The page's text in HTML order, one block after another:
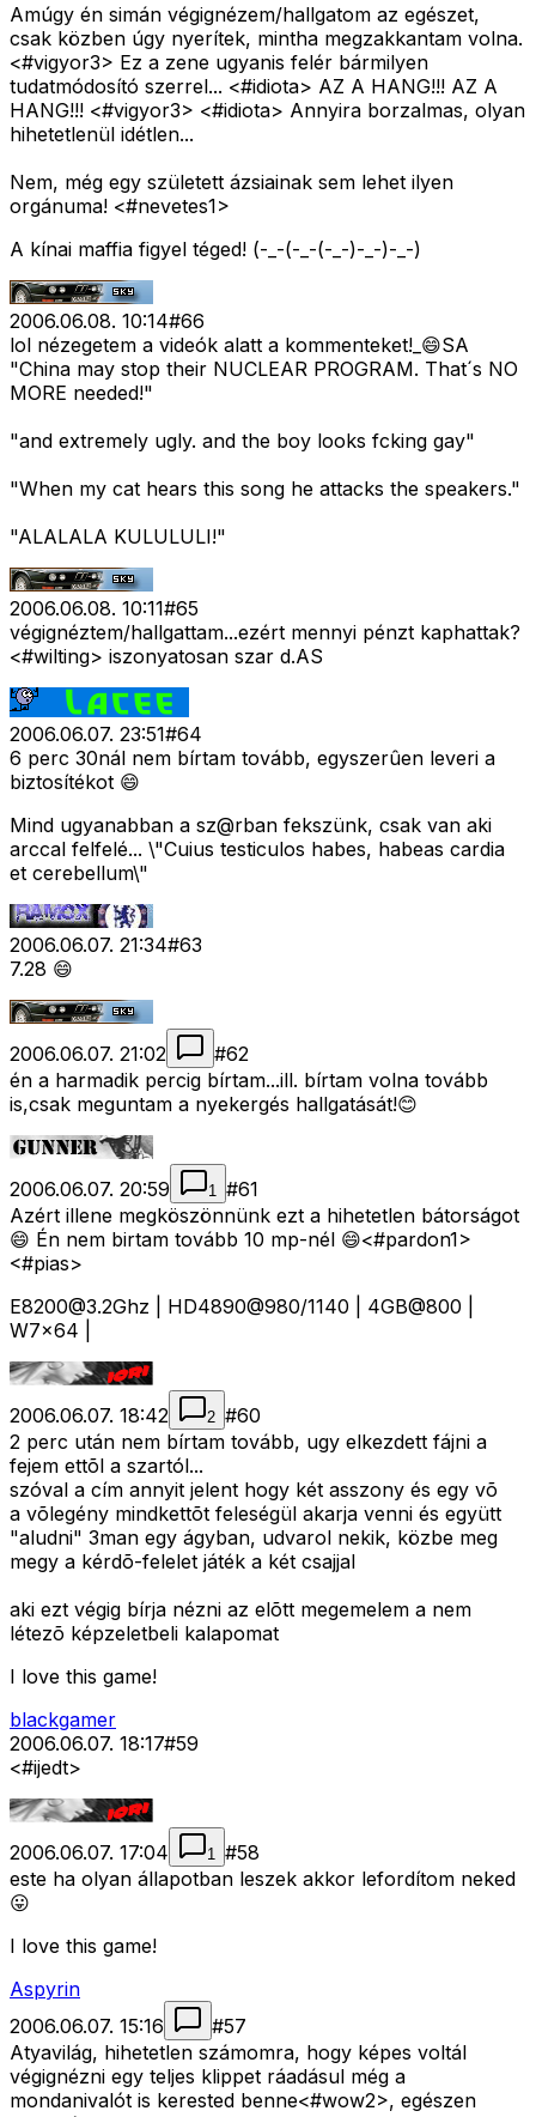
Amúgy én simán végignézem/hallgatom az egészet,
csak közben úgy nyerítek, mintha megzakkantam volna.
<#vigyor3> Ez a zene ugyanis felér bármilyen
tudatmódosító szerrel... <#idiota> AZ A HANG!!! AZ A
HANG!!! <#vigyor3> <#idiota> Annyira borzalmas, olyan
hihetetlenül idétlen...
Nem, még egy született ázsiainak sem lehet ilyen
orgánuma! <#nevetes1>
A kínai maffia figyel téged! (-_-(-_-(-_-)-_-)-_-)
2006.06.08. 10:14#66
lol nézegetem a videók alatt a kommenteket!_😄SA
"China may stop their NUCLEAR PROGRAM. That´s NO
MORE needed!"
"and extremely ugly. and the boy looks fcking gay"
"When my cat hears this song he attacks the speakers."
"ALALALA KULULULI!"
2006.06.08. 10:11#65
végignéztem/hallgattam...ezért mennyi pénzt kaphattak?
<#wilting> iszonyatosan szar d.AS
2006.06.07. 23:51#64
6 perc 30nál nem bírtam tovább, egyszerûen leveri a
biztosítékot 😄
Mind ugyanabban a sz@rban fekszünk, csak van aki
arccal felfelé... \"Cuius testiculos habes, habeas cardia
et cerebellum\"
2006.06.07. 21:34#63
7.28 😄
2006.06.07. 21:02 #62
én a harmadik percig bírtam...ill. bírtam volna tovább
is,csak meguntam a nyekergés hallgatását!😊
2006.06.07. 20:59 1 #61
Azért illene megköszönnünk ezt a hihetetlen bátorságot
😄 Én nem birtam tovább 10 mp-nél 😄<#pardon1>
<#pias>
E8200@3.2Ghz | HD4890@980/1140 | 4GB@800 |
W7x64 |
2006.06.07. 18:42 2 #60
2 perc után nem bírtam tovább, ugy elkezdett fájni a
fejem ettõl a szartól...
szóval a cím annyit jelent hogy két asszony és egy võ
a võlegény mindkettõt feleségül akarja venni és együtt
"aludni" 3man egy ágyban, udvarol nekik, közbe meg
megy a kérdõ-felelet játék a két csajjal
aki ezt végig bírja nézni az elõtt megemelem a nem
létezõ képzeletbeli kalapomat
I love this game!
blackgamer
2006.06.07. 18:17#59
<#ijedt>
2006.06.07. 17:04 1 #58
este ha olyan állapotban leszek akkor lefordítom neked
😛
I love this game!
Aspyrin
2006.06.07. 15:16
#57
Atyavilág, hihetetlen számomra, hogy képes voltál
végignézni egy teljes klippet ráadásul még a
mondanivalót is kerested benne<#wow2>, egészen